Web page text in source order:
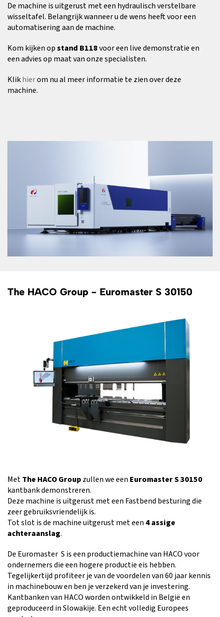
De machine is uitgerust met een hydraulisch verstelbare
wisseltafel. Belangrijk wanneer u de wens heeft voor een
automatisering aan de machine.
Kom kijken opstand B118voor een live demonstratie en
een advies op maat van onze specialisten.
Klikhierom nu al meer informatie te zien over deze
machine.
The HACO Group - Euromaster S 30150
MetThe HACO Groupzullen we eenEuromaster S 30150
kantbank demonstreren.
Deze machine is uitgerust met een Fastbend besturing die
zeer gebruiksvriendelijk is.
Tot slot is de machine uitgerust met een4 assige
achteraanslag.
De Euromaster S is een productiemachine van HACO voor
ondernemers die een hogere productie eis hebben.
Tegelijkertijd profiteer je van de voordelen van 60 jaar kennis
in machinebouw en ben je verzekerd van je investering.
Kantbanken van HACO worden ontwikkeld in België en
geproduceerd in Slowakije. Een echt volledig Europees